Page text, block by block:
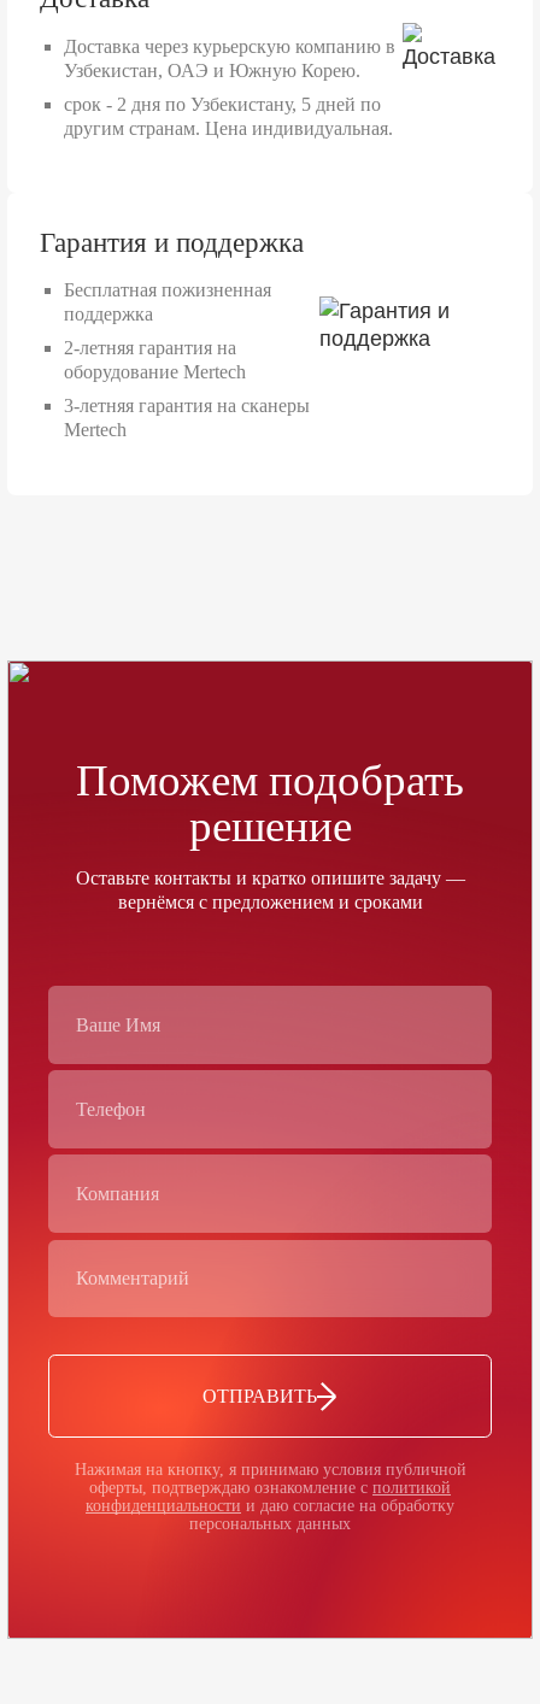
Доставка через курьерскую компанию в
Узбекистан, ОАЭ и Южную Корею.
срок - 2 дня по Узбекистану, 5 дней по
другим странам. Цена индивидуальная.
Гарантия и поддержка
Бесплатная пожизненная
поддержка
2-летняя гарантия на
оборудование Mertech
3-летняя гарантия на сканеры
Mertech
Поможем подобрать
решение
Оставьте контакты и кратко опишите задачу —
вернёмся с предложением и сроками
ОТПРАВИТЬ
Нажимая на кнопку, я принимаю условия публичной
оферты, подтверждаю ознакомление с политикой
конфиденциальности и даю согласие на обработку
персональных данных